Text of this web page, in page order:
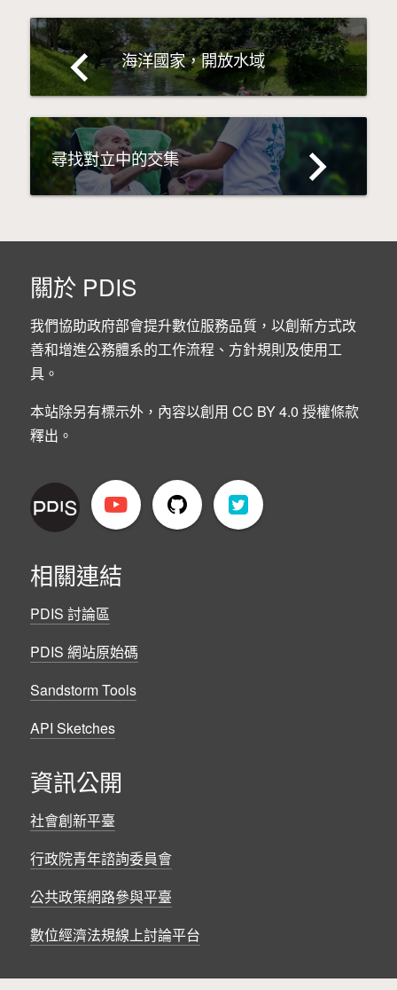
navigate_before 海洋國家，開放水域
navigate_next
尋找對立中的交集
關於 PDIS
我們協助政府部會提升數位服務品質，以創新方式改
善和增進公務體系的工作流程、方針規則及使用工
具。
本站除另有標示外，內容以創用 CC BY 4.0 授權條款
釋出。
相關連結
PDIS 討論區
PDIS 網站原始碼
Sandstorm Tools
API Sketches
資訊公開
社會創新平臺
行政院青年諮詢委員會
公共政策網路參與平臺
數位經濟法規線上討論平台